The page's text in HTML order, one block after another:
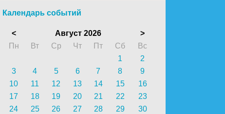
Календарь событий
< Август 2026
>
Пн
Вт Ср Чт Пт Сб
Вс
1
2
3
4 5 6 7 8
9
10
11 12 13 14 15
16
17
18 19 20 21 22
23
24
25 26 27 28 29
30